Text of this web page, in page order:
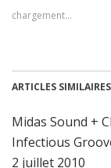
chargement…
ARTICLES SIMILAIRES
Midas Sound +
Infectious
2 juillet 2010